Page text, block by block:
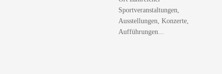
Sportveranstaltungen,
Ausstellungen, Konzerte,
Aufführungen...